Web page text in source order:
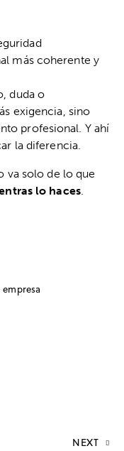
más coherente y
duda o
exigencia, sino
profesional. Y ahí
la diferencia.
va solo de lo que
lo haces.
empresa
NEXT